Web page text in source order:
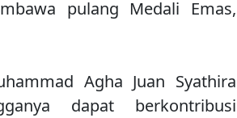
pulang Medali Emas,
Agha Juan Syathira
dapat berkontribusi